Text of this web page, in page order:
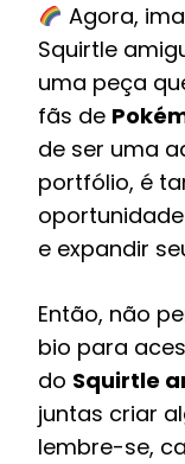
Agora,
Squirtle
uma peça
fãs de
de ser uma
portfólio, é
e expandir
Então, não
bio para
do Squirtle
juntas criar
lembre-se,